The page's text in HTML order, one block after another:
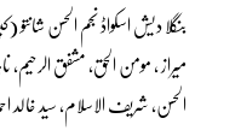
بنگلا دیش اسکواڈ نجم الحسن
میراز ، مومن الحق، مشفق
الحسن، شریف الاسلام، سید خالد